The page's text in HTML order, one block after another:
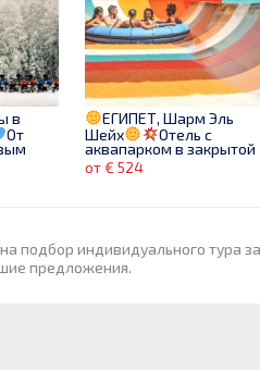
в
От
ЕГИПЕТ, Шарм Эль
Шейх
Отель с
аквапарком в закрытой
от ветра бухте по
смешной цене!
от € 524
подбор индивидуального тура
предложения.